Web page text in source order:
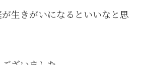
生きがいになるといいなと思